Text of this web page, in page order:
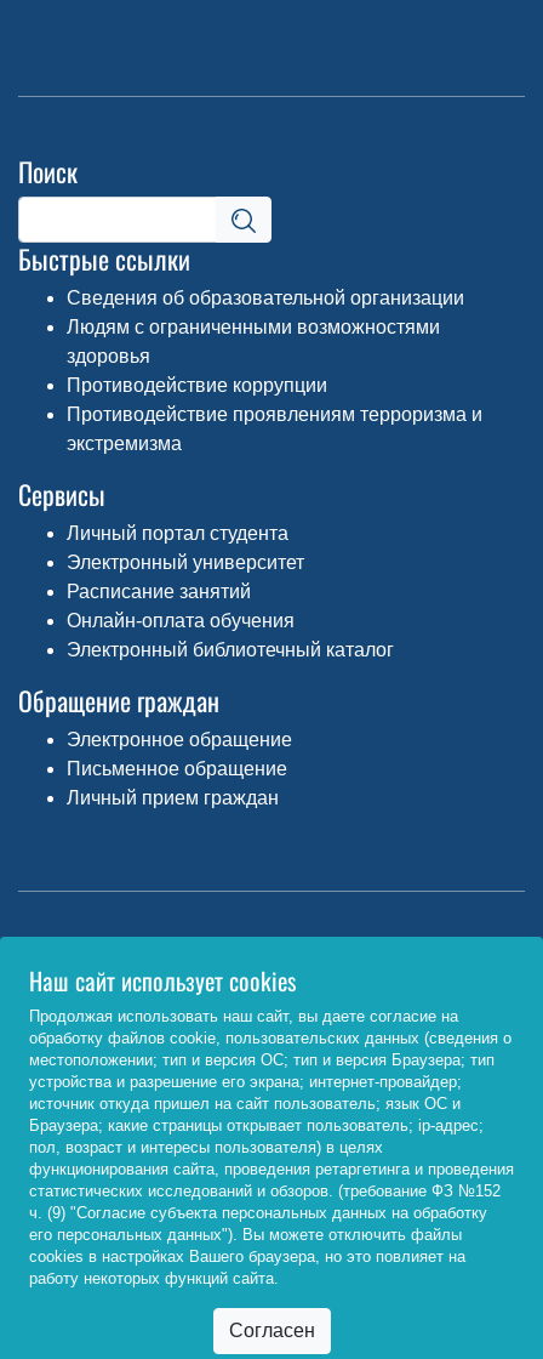
Поиск
Быстрые ссылки
Сведения об образовательной организации
Людям с ограниченными возможностями
здоровья
Противодействие коррупции
Противодействие проявлениям терроризма и
экстремизма
Сервисы
Личный портал студента
Электронный университет
Расписание занятий
Онлайн-оплата обучения
Электронный библиотечный каталог
Обращение граждан
Электронное обращение
Письменное обращение
Личный прием граждан
Министерство науки и высшего образования РФ
http://www.minobrnauki.gov.ru/
Министерство просвещения РФ
https://edu.gov.ru/
Федеральный портал «Российское образование»
http://www.edu.ru/
© 2026, ФГБОУ ВО «Байкальский государственный
университет»
Наш сайт использует cookies
Продолжая использовать наш сайт, вы даете согласие на
обработку файлов cookie, пользовательских данных (сведения о
местоположении; тип и версия ОС; тип и версия Браузера; тип
устройства и разрешение его экрана; интернет-провайдер;
источник откуда пришел на сайт пользователь; язык ОС и
Браузера; какие страницы открывает пользователь; ip-адрес;
пол, возраст и интересы пользователя) в целях
функционирования сайта, проведения ретаргетинга и проведения
статистических исследований и обзоров. (требование ФЗ №152
ч. (9) "Согласие субъекта персональных данных на обработку
его персональных данных"). Вы можете отключить файлы
cookies в настройках Вашего браузера, но это повлияет на
работу некоторых функций сайта.